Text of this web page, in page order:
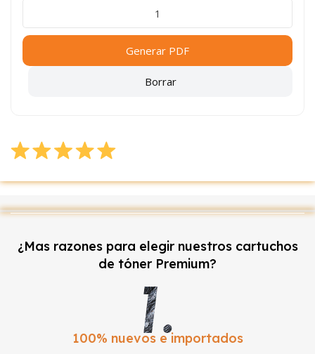
Generar PDF
Borrar
¿Mas razones para elegir nuestros cartuchos
de tóner Premium?
100% nuevos e importados